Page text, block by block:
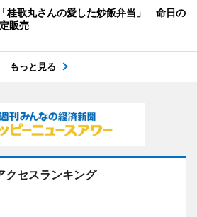
桂歌丸さんの愛した炒飯弁当」 命日の
販売
もっと見る
クセスランキング